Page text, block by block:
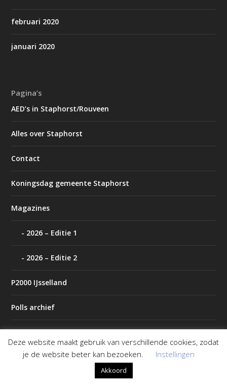
februari 2020
januari 2020
Pagina’s
AED’s in Staphorst/Rouveen
Alles over Staphorst
Contact
Koningsdag gemeente Staphorst
Magazines
2026 – Editie 1
2026 – Editie 2
P2000 IJsselland
Polls archief
Tip de redactie
Weer
Deze website maakt gebruik van verschillende cookies, zodat
je de website beter kan bezoeken.
Instellingen
Akkoord